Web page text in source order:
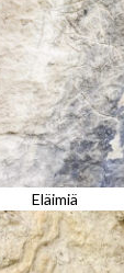
Eläimiä